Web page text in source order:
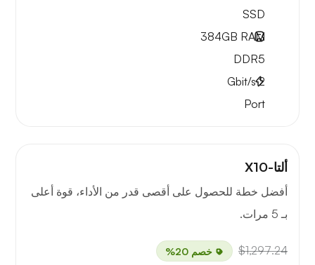
SSD
384GB RAM
DDR5
2
Gbit/s
Port
ألتا-X10
أفضل خطة للحصول على أقصى قدر من الأداء، قوة أعلى
بـ 5 مرات.
$1,297.24 خصم 20%